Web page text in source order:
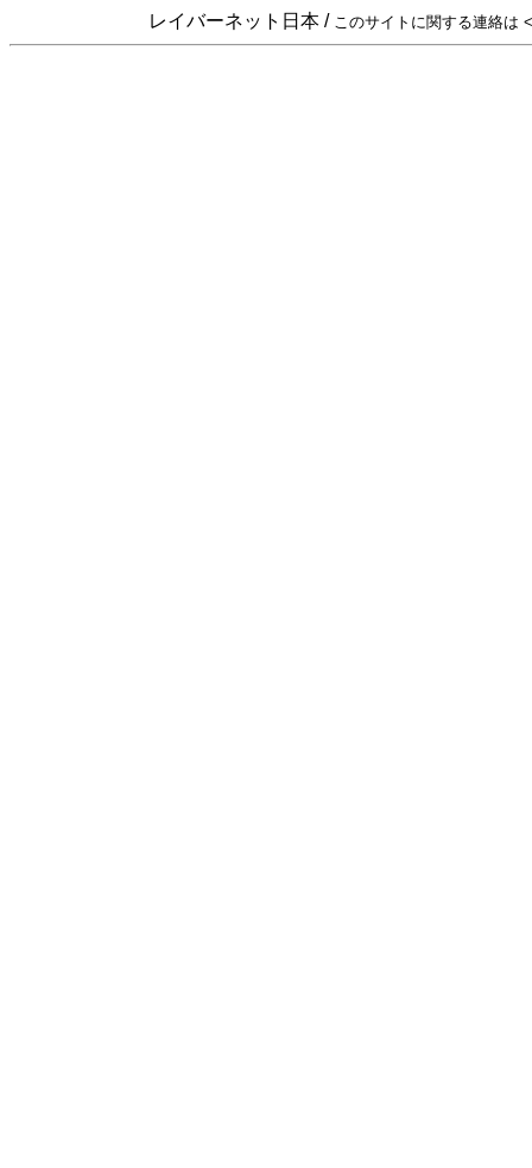
レイバーネット日本 / このサイトに関する連絡は